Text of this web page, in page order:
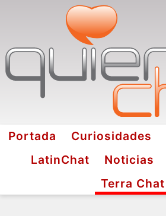
Portada Curiosidades
LatinChat
Noticias
Terra Chat